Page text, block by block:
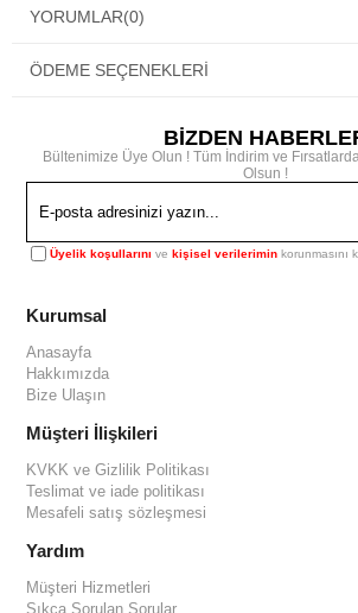
YORUMLAR(0)
ÖDEME SEÇENEKLERI
BİZDEN
Bültenimize Üye Olun ! Tüm İndirim ve
Olsun !
Üyelik koşullarını vekişisel verilerimin korunmasını
Kurumsal
Anasayfa
Hakkımızda
Bize Ulaşın
Müşteri İlişkileri
KVKK ve Gizlilik Politikası
Teslimat ve iade politikası
Mesafeli satış sözleşmesi
Yardım
Müşteri Hizmetleri
Sıkça Sorulan Sorular